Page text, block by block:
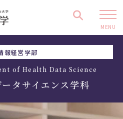
MENU
報経営学部
of Health Data Science
タサイエンス学科